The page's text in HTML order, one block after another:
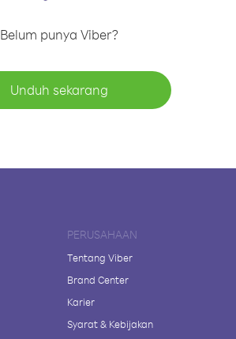
Belum punya Viber?
Unduh sekarang
PERUSAHAAN
Tentang Viber
Brand Center
Karier
Syarat & Kebijakan